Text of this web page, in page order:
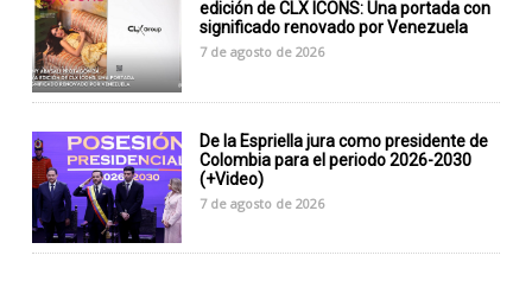
edición de CLX ICONS: Una portada con
significado renovado por Venezuela
7 de agosto de 2026
De la Espriella jura como presidente de
Colombia para el periodo 2026-2030
(+Video)
7 de agosto de 2026